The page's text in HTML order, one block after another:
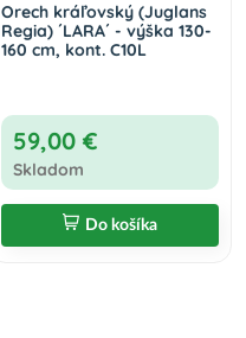
Orech kráľovský (Juglans
Regia) ´LARA´ - výška 130-
160 cm, kont. C10L
59,00 €
Skladom
Do košíka